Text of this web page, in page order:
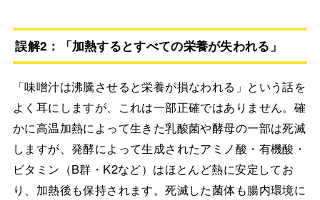
誤解2：「加熱するとすべての栄養が失われる」
「味噌汁は沸騰させると栄養が損なわれる」という話を
よく耳にしますが、これは一部正確ではありません。確
かに高温加熱によって生きた乳酸菌や酵母の一部は死滅
しますが、発酵によって生成されたアミノ酸・有機酸・
ビタミン（B群・K2など）はほとんど熱に安定してお
り、加熱後も保持されます。死滅した菌体も腸内環境に